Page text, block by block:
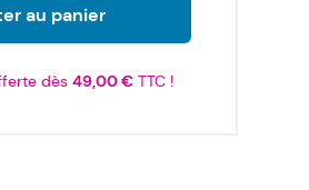
au panier
dès 49,00 €TTC !